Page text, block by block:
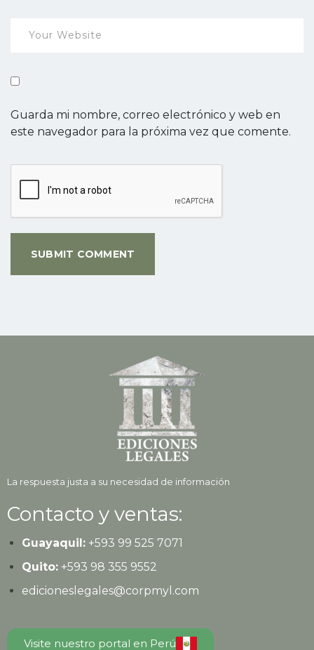
Guarda mi nombre, correo electrónico y web en
este navegador para la próxima vez que comente.
La respuesta justa a su necesidad de información
Contacto y ventas:
Guayaquil:+593 99 525 7071
Quito:+593 98 355 9552
edicioneslegales@corpmyl.com
Visite nuestro portal en Perú